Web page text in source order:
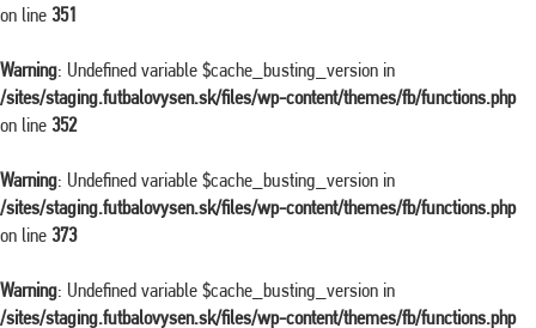
on line 351
Warning: Undefined variable $cache_busting_version in
/sites/staging.futbalovysen.sk/files/wp-content/themes/fb/functions.php
on line 352
Warning: Undefined variable $cache_busting_version in
/sites/staging.futbalovysen.sk/files/wp-content/themes/fb/functions.php
on line 373
Warning: Undefined variable $cache_busting_version in
/sites/staging.futbalovysen.sk/files/wp-content/themes/fb/functions.php